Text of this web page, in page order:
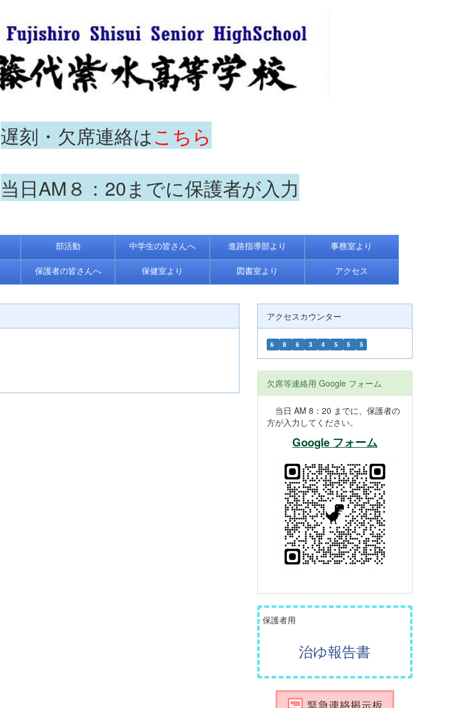
遅刻・欠席連絡はこちら
当日AM８：20までに保護者が入力
部活動 中学生の皆さんへ 進路指導部より 事務室より
保護者の皆さんへ 保健室より 図書室より アクセス
アクセスカウンター
6 8 6 3 4 5 5 5
欠席等連絡用 Google フォーム
当日 AM 8：20 までに、保護者の
方が入力してください。
Google フォーム
保護者用
治ゆ報告書